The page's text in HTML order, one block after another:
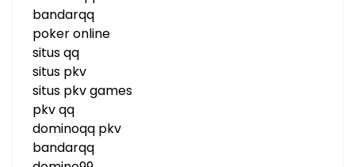
bandarqq
poker online
situs qq
situs pkv
situs pkv games
pkv qq
dominoqq pkv
bandarqq